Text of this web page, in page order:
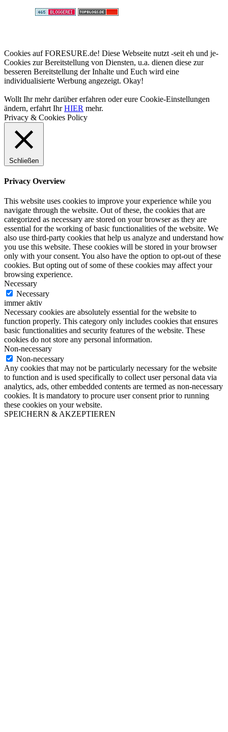
Cookies auf FORESURE.de! Diese Webseite nutzt -seit eh und je-
Cookies zur Bereitstellung von Diensten, u.a. dienen diese zur
besseren Bereitstellung der Inhalte und Euch wird eine
individualisierte Werbung angezeigt. Okay!
Wollt Ihr mehr darüber erfahren oder eure Cookie-Einstellungen
ändern, erfahrt IhrHIER mehr.
Privacy & Cookies Policy
Schließen
Privacy Overview
This website uses cookies to improve your experience while you
navigate through the website. Out of these, the cookies that are
categorized as necessary are stored on your browser as they are
essential for the working of basic functionalities of the website. We
also use third-party cookies that help us analyze and understand how
you use this website. These cookies will be stored in your browser
only with your consent. You also have the option to opt-out of these
cookies. But opting out of some of these cookies may affect your
browsing experience.
Necessary
Necessary
immer aktiv
Necessary cookies are absolutely essential for the website to
function properly. This category only includes cookies that ensures
basic functionalities and security features of the website. These
cookies do not store any personal information.
Non-necessary
Non-necessary
Any cookies that may not be particularly necessary for the website
to function and is used specifically to collect user personal data via
analytics, ads, other embedded contents are termed as non-necessary
cookies. It is mandatory to procure user consent prior to running
these cookies on your website.
SPEICHERN & AKZEPTIEREN